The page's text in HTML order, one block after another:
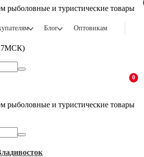
рыболовные и туристические товары
Блог Оптовикам
0
рыболовные и туристические товары